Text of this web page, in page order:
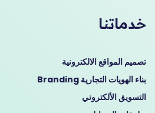
خدماتنا
تصميم المواقع الالكترونية
بناء الهويات التجارية Branding
التسويق الألكتروني